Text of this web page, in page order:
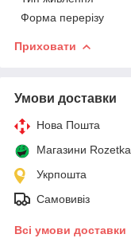
Форма перерізу
Приховати
Умови доставки
Нова Пошта
Магазини Rozetka
Укрпошта
Самовивіз
Всі умови доставки